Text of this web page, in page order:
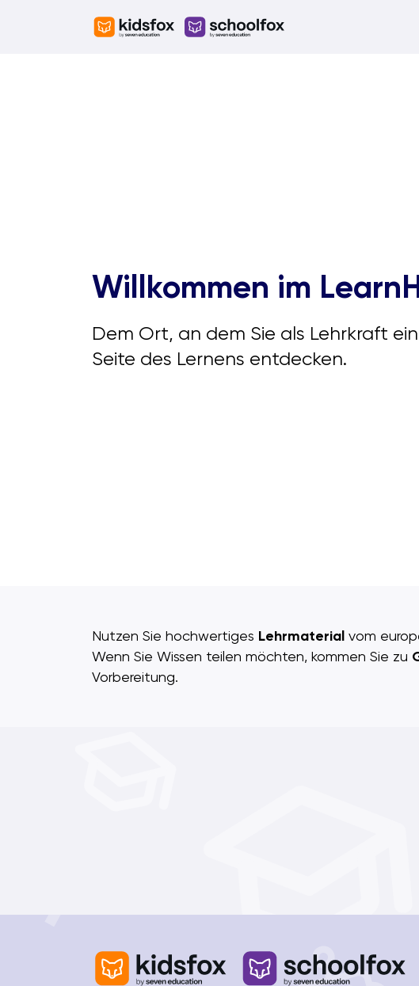
Willkommen im
Dem Ort, an dem Sie als Lehrkraft
Seite des Lernens entdecken.
Nutzen Sie hochwertiges Lehrmaterial vom
Wenn Sie Wissen teilen möchten, kommen Sie zu
Vorbereitung.